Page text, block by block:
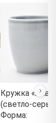
Кружка
(светло-
Форма: